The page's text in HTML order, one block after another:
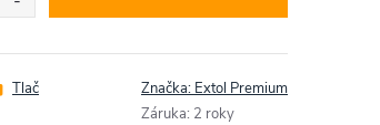
Tlač Značka: Extol Premium
Záruka: 2 roky